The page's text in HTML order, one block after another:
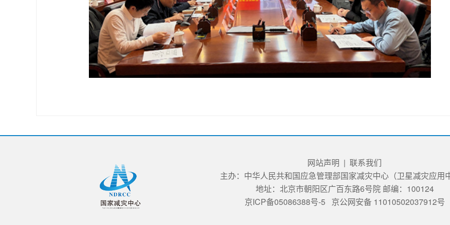
网站声明 |联系我们
主办：中华人民共和国应急管理部国家减灾中心（卫星减灾应用
地址：北京市朝阳区广百东路6号院 邮编：100124
京ICP备05086388号-5
京公网安备 11010502037912号